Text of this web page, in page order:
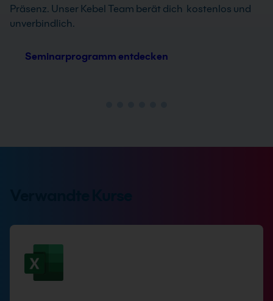
Präsenz. Unser Kebel Team berät dich kostenlos und
unverbindlich.
Seminarprogramm entdecken